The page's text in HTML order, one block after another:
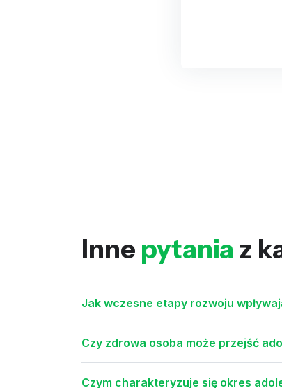
Inne pytania z
Jak wczesne etapy rozwoju
Czy zdrowa osoba może przejść
Czym charakteryzuje się okres